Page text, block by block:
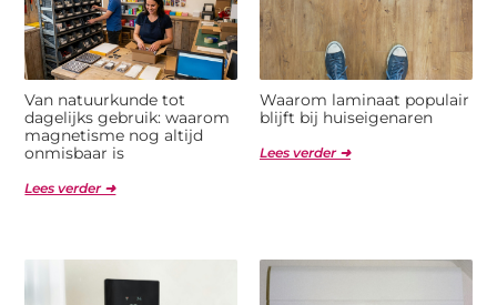
Van natuurkunde tot
dagelijks gebruik: waarom
magnetisme nog altijd
onmisbaar is
Lees verder ➜
Waarom laminaat populair
blijft bij huiseigenaren
Lees verder ➜